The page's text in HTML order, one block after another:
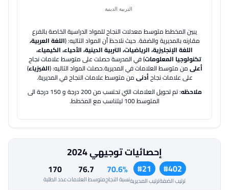
يبين المخطط متوسط معدلات النجاح للمواد الدراسية الخاصة بالفرع
مقارنه بالمديرية والضفة.حيث نلاحظ أن المواد التاليه: (اللغة العربية،
اللغة الإنجليزية، الرياضيات، التربية الدينية، الأحياء، الكيمياء،
تكنولوجيا المعلومات) في المدرسة حصلت على متوسط علامات نجاح
أعلىمن متوسط العلامات في المديرية.حصلت المواد التاليه: (الفيزياء)
على علامات نجاحأدنىمن متوسط علامات النجاح في المديرية.
ملاحظه
: تم تحويل العلامات التي تحتسب من 200 درجة و 150 درجة الى
المتوسط 100 ليتناسب مع المخطط.
إحصائيات توجيهي 2024
#402
ترتيب الضفة
#21
ترتيب المديرية
70.6%
نسبة النجاح
76.7
متوسط العلامات
170
عدد الطلبة